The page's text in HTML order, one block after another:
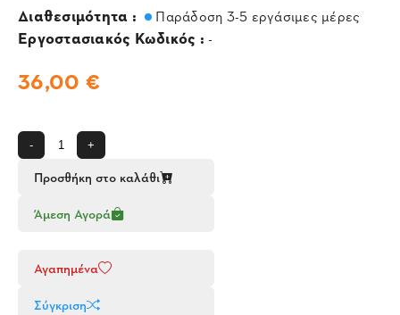
Διαθεσιμότητα : Παράδοση 3-5 εργάσιμες μέρες
Εργοστασιακός Κωδικός : -
36,00 €
- +
Προσθήκη στο καλάθι
Άμεση Αγορά
Αγαπημένα
Σύγκριση